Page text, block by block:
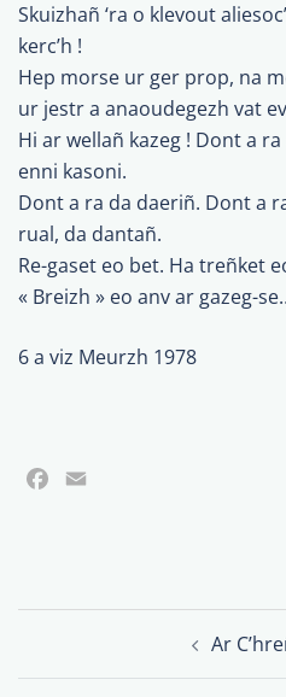
Skuizhañ ‘ra o klevout
kerc’h !
Hep morse ur ger prop, na
ur jestr a anaoudegezh vat
Hi ar wellañ kazeg ! Dont a
enni kasoni.
Dont a ra da daeriñ. Dont a
rual, da dantañ.
Re-gaset eo bet. Ha treñket
« Breizh » eo anv ar gazeg-
6 a viz Meurzh 1978
Facebook
Ar